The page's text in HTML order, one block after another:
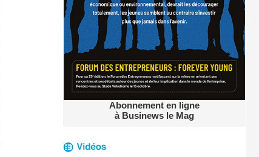
Abonnement en ligne
à Businews le Mag